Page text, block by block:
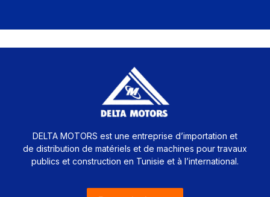
DELTA MOTORS est une entreprise d’importation et
de distribution de matériels et de machines pour travaux
publics et construction en Tunisie et à l’international.